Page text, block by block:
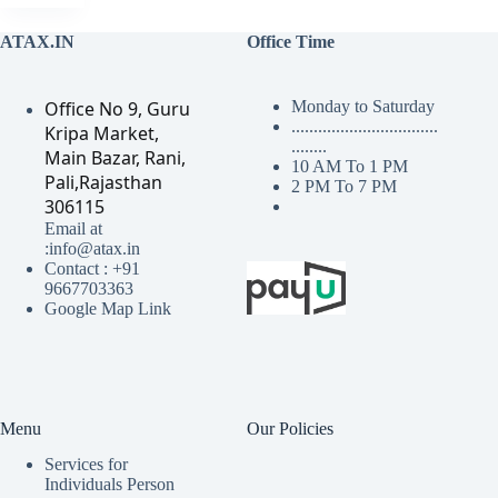
ATAX.IN
Office No 9, Guru
Kripa Market,
Main Bazar, Rani,
Pali,Rajasthan
306115
Email at
:info@atax.in
Contact : +91
9667703363
Google Map Link
Office Time
Monday to Saturday
.................................
........
10 AM To 1 PM
2 PM To 7 PM
Menu
Services for
Individuals Person
Our Policies